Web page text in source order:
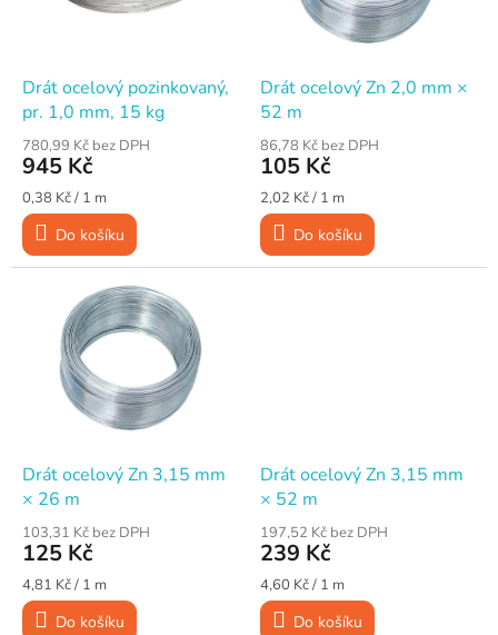
Drát ocelový pozinkovaný,
pr. 1,0 mm, 15 kg
780,99 Kč bez DPH
945 Kč
Měrná
cena:
0,38 Kč / 1 m
Do košíku
Drát ocelový Zn 2,0 mm ×
52 m
86,78 Kč bez DPH
105 Kč
Měrná
cena:
2,02 Kč / 1 m
Do košíku
Drát ocelový Zn 3,15 mm
× 26 m
103,31 Kč bez DPH
125 Kč
Měrná
cena:
4,81 Kč / 1 m
Do košíku
Drát ocelový Zn 3,15 mm
× 52 m
197,52 Kč bez DPH
239 Kč
Měrná
cena:
4,60 Kč / 1 m
Do košíku